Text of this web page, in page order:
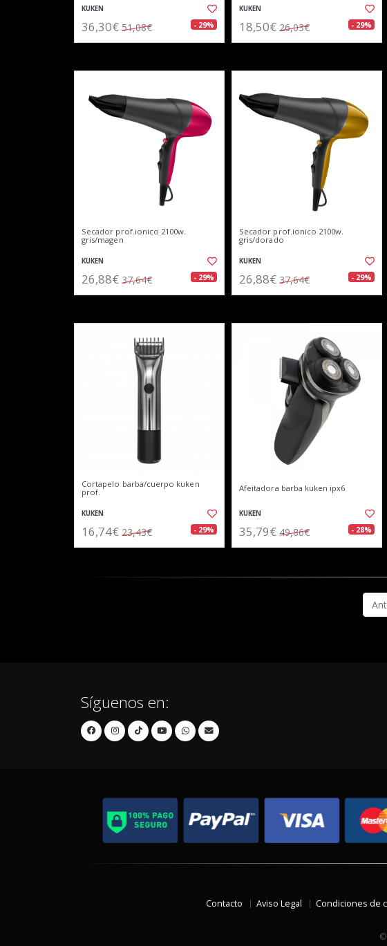
KUKEN
36,30€ 51,08€ - 29%
KUKEN
18,50€ 26,03€ - 29%
Secador prof.ionico 2100w.
gris/magen
KUKEN
26,88€ 37,64€ - 29%
Secador prof.ionico 2100w.
gris/dorado
KUKEN
26,88€ 37,64€ - 29%
Cortapelo barba/cuerpo kuken
prof.
KUKEN
16,74€ 23,43€ - 29%
Afeitadora barba kuken ipx6
KUKEN
35,79€ 49,86€ - 28%
Síguenos en:
Contacto Aviso Legal Condiciones de